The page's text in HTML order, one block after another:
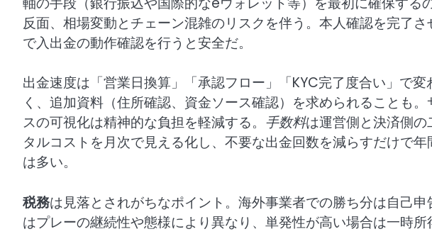
反面、相場変動とチェーン混雑のリスクを伴う。本人確認を完了
で入出金の動作確認を行うと安全だ。
出金速度は「営業日換算」「承認フロー」「KYC完了度合い」で
く、追加資料（住所確認、資金ソース確認）を求められることも
スの可視化は精神的な負担を軽減する。 手数料は運営側と決済側
タルコストを月次で見える化し、不要な出金回数を減らすだけで
は多い。
税務は見落とされがちなポイント。海外事業者での勝ち分は自己
はプレーの継続性や態様により異なり、単発性が高い場合は一時